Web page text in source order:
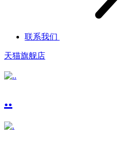
联系我们
天猫旗舰店
..